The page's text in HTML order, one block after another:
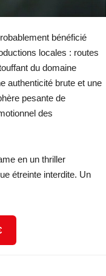
bénéficié
locales : routes
du domaine
authenticité brute et une
pesante de
des
en un thriller
étreinte interdite. Un